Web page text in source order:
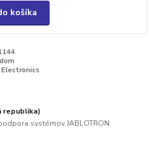
košíka
Electronics
republika)
systémov JABLOTRON